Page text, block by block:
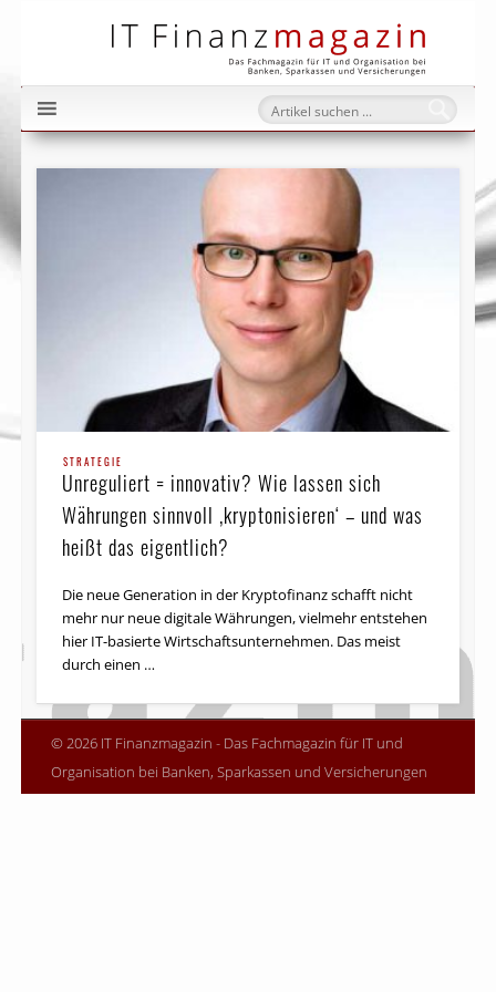
STRATEGIE
Unreguliert = innovativ? Wie lassen sich
Währungen sinnvoll ‚kryptonisieren‘ – und was
heißt das eigentlich?
Die neue Generation in der Kryptofinanz schafft nicht
mehr nur neue digitale Währungen, vielmehr entstehen
hier IT-basierte Wirtschafts­un­ter­nehmen. Das meist
durch einen …
© 2026 IT Finanzmagazin - Das Fachmagazin für IT und
Organisation bei Banken, Sparkassen und Versicherungen